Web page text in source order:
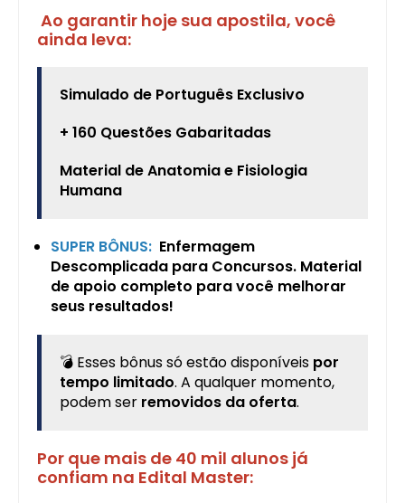
Ao garantir hoje sua apostila, você
ainda leva:
Simulado de Português Exclusivo
+ 160 Questões Gabaritadas
Material de Anatomia e Fisiologia
Humana
SUPER BÔNUS: Enfermagem
Descomplicada para Concursos. Material
de apoio completo para você melhorar
seus resultados!
💣 Esses bônus só estão disponíveis por
tempo limitado. A qualquer momento,
podem ser removidos da oferta.
Por que mais de 40 mil alunos já
confiam na Edital Master: